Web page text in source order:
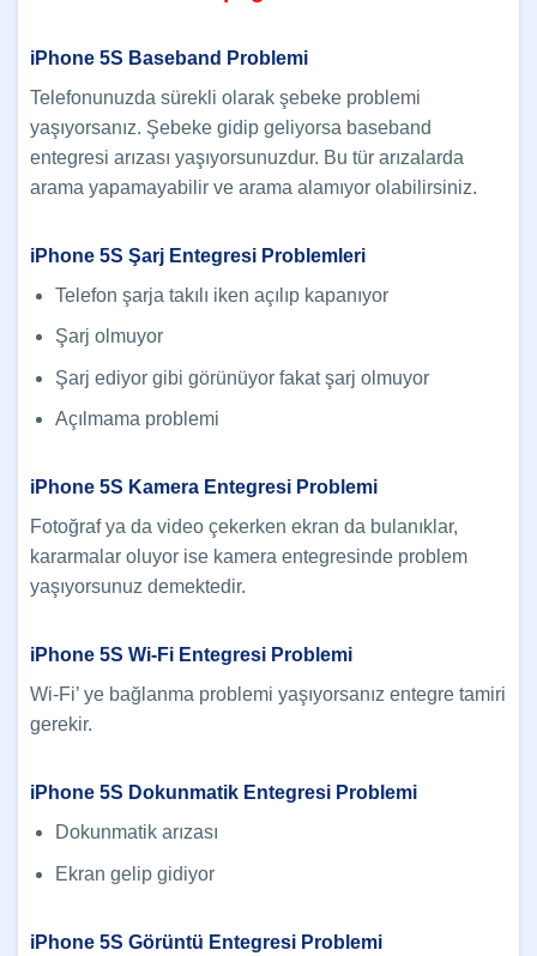
iPhone 5S Baseband Problemi
Telefonunuzda sürekli olarak şebeke problemi
yaşıyorsanız. Şebeke gidip geliyorsa baseband
entegresi arızası yaşıyorsunuzdur. Bu tür arızalarda
arama yapamayabilir ve arama alamıyor olabilirsiniz.
iPhone 5S Şarj Entegresi Problemleri
Telefon şarja takılı iken açılıp kapanıyor
Şarj olmuyor
Şarj ediyor gibi görünüyor fakat şarj olmuyor
Açılmama problemi
iPhone 5S Kamera Entegresi Problemi
Fotoğraf ya da video çekerken ekran da bulanıklar,
kararmalar oluyor ise kamera entegresinde problem
yaşıyorsunuz demektedir.
iPhone 5S Wi-Fi Entegresi Problemi
Wi-Fi’ ye bağlanma problemi yaşıyorsanız entegre tamiri
gerekir.
iPhone 5S Dokunmatik Entegresi Problemi
Dokunmatik arızası
Ekran gelip gidiyor
iPhone 5S Görüntü Entegresi Problemi